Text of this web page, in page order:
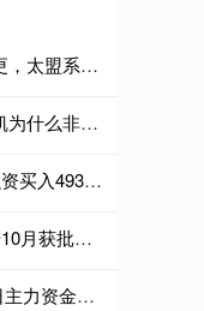
鼎盛配资 又一座万达广场完成工商变更，太盟系再度接盘
泸深配平台 好好的大总统不做，袁世凯为什么非要称帝？
有富策略官网 交控科技：12月5日获融资买入493.01万元
汇盈证券APP下载 166个国产游戏版号10月获批，企查查：今年注册量已超去年全年
银泰证券 高华科技（688539）6月20日主力资金净卖出558.98万元